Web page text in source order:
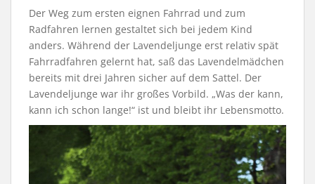
Der Weg zum ersten eignen Fahrrad und zum
Radfahren lernen gestaltet sich bei jedem Kind
anders. Während der Lavendeljunge erst relativ spät
Fahrradfahren gelernt hat, saß das Lavendelmädchen
bereits mit drei Jahren sicher auf dem Sattel. Der
Lavendeljunge war ihr großes Vorbild. „Was der kann,
kann ich schon lange!“ ist und bleibt ihr Lebensmotto.